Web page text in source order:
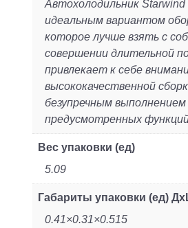
Автохолодильник
идеальным вариантом
которое лучше взять с
совершении длительной
привлекает к себе
высококачественной
безупречным выполнением
предусмотренных
Вес упаковки (ед)
5.09
Габариты упаковки (ед)
0.41×0.31×0.515